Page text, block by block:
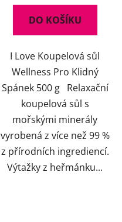
DO KOŠÍKU
I Love Koupelová sůl
Wellness Pro Klidný
Spánek 500 g Relaxační
koupelová sůl s
mořskými minerály
vyrobená z více než 99 %
z přírodních ingrediencí.
Výtažky z heřmánku...